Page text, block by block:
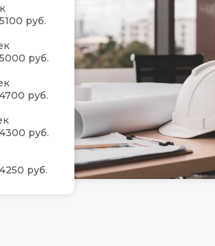
руб.
руб.
руб.
руб.
руб.